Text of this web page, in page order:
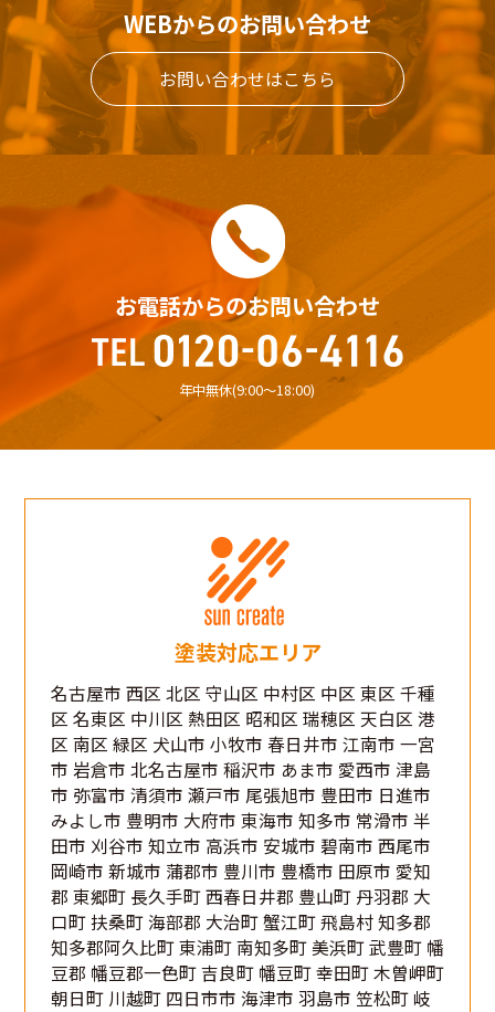
WEBからのお問い合わせ
お問い合わせはこちら
お電話からのお問い合わせ
年中無休(9:00〜18:00)
塗装対応エリア
名古屋市 西区 北区 守山区 中村区 中区 東区 千種
区 名東区 中川区 熱田区 昭和区 瑞穂区 天白区 港
区 南区 緑区 犬山市 小牧市 春日井市 江南市 一宮
市 岩倉市 北名古屋市 稲沢市 あま市 愛西市 津島
市 弥富市 清須市 瀬戸市 尾張旭市 豊田市 日進市
みよし市 豊明市 大府市 東海市 知多市 常滑市 半
田市 刈谷市 知立市 高浜市 安城市 碧南市 西尾市
岡崎市 新城市 蒲郡市 豊川市 豊橋市 田原市 愛知
郡 東郷町 長久手町 西春日井郡 豊山町 丹羽郡 大
口町 扶桑町 海部郡 大治町 蟹江町 飛島村 知多郡
知多郡阿久比町 東浦町 南知多町 美浜町 武豊町 幡
豆郡 幡豆郡一色町 吉良町 幡豆町 幸田町 木曽岬町
朝日町 川越町 四日市市 海津市 羽島市 笠松町 岐